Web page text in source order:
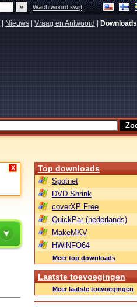
|Wachtwoord kwijt
Nieuws Vraag en Antwoord Downloads
X Top downloads
Spotnet
DVD Shrink
coverXP Free
QuickPar (nederlands)
MakeMKV
HWiNFO64
Meer top downloads
Laatste toevoegingen
Meer laatste toevoegingen